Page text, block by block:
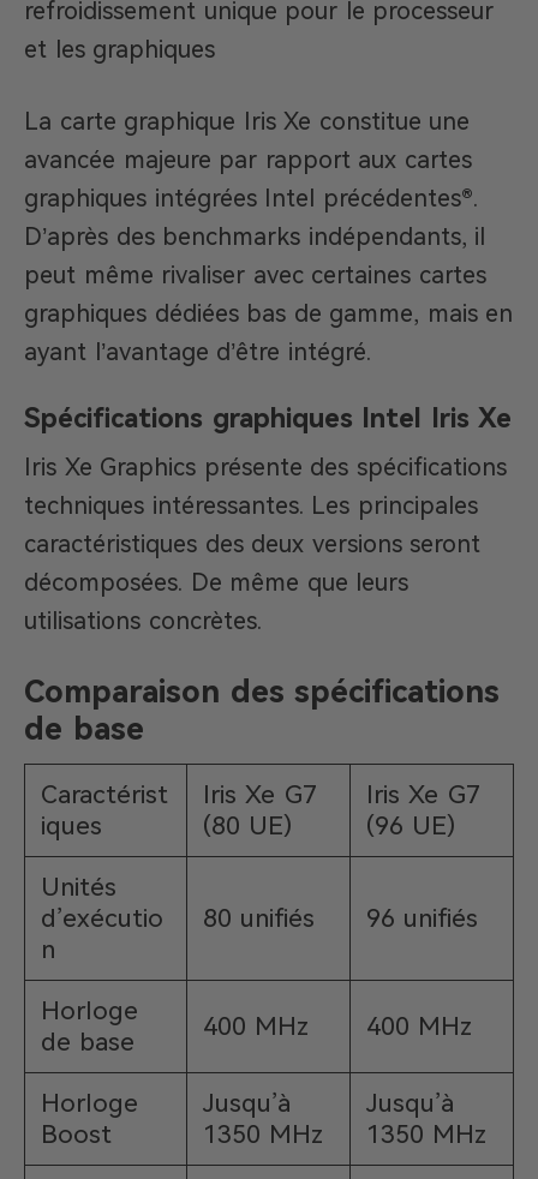
refroidissement unique pour le processeur
et les graphiques
La carte graphique Iris Xe constitue une
avancée majeure par rapport aux cartes
graphiques intégrées Intel précédentes®.
D’après des benchmarks indépendants, il
peut même rivaliser avec certaines cartes
graphiques dédiées bas de gamme, mais en
ayant l’avantage d’être intégré.
Spécifications graphiques Intel Iris Xe
Iris Xe Graphics présente des spécifications
techniques intéressantes. Les principales
caractéristiques des deux versions seront
décomposées. De même que leurs
utilisations concrètes.
Comparaison des spécifications
de base
Caractérist
iques
Iris Xe G7
(80 UE)
Iris Xe G7
(96 UE)
Unités
d’exécutio
n
80 unifiés 96 unifiés
Horloge
de base
400 MHz 400 MHz
Horloge
Boost
Jusqu’à
1350 MHz
Jusqu’à
1350 MHz